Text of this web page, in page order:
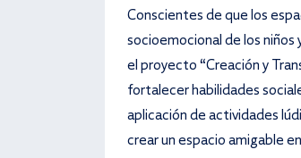
Conscientes de que los
socioemocional de los
el proyecto “Creación y
fortalecer habilidades
aplicación de actividades
crear un espacio amigable